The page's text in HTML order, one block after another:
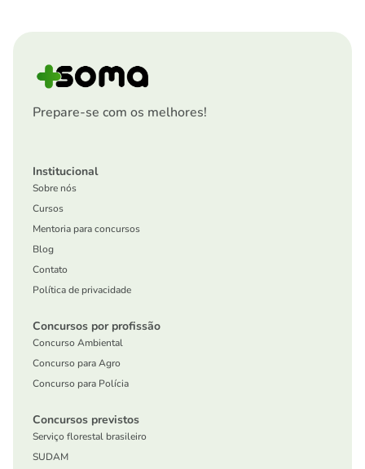
Prepare-se com os melhores!
Institucional
Sobre nós
Cursos
Mentoria para concursos
Blog
Contato
Política de privacidade
Concursos por profissão
Concurso Ambiental
Concurso para Agro
Concurso para Polícia
Concursos previstos
Serviço florestal brasileiro
SUDAM